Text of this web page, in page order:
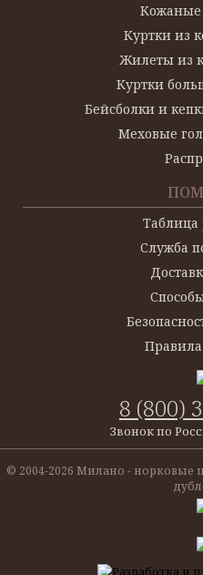
Кожаные
Куртки из
Жилеты из
Куртки
Бейсболки и
Меховые
Таблица
Служба
Правила
8 (800)
Звонок по
© 2004-2026 Милано - норковые